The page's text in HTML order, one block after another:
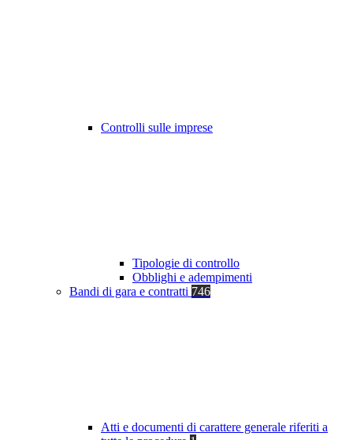
Controlli sulle imprese
Tipologie di controllo
Obblighi e adempimenti
Bandi di gara e contratti 746
Atti e documenti di carattere generale riferiti a